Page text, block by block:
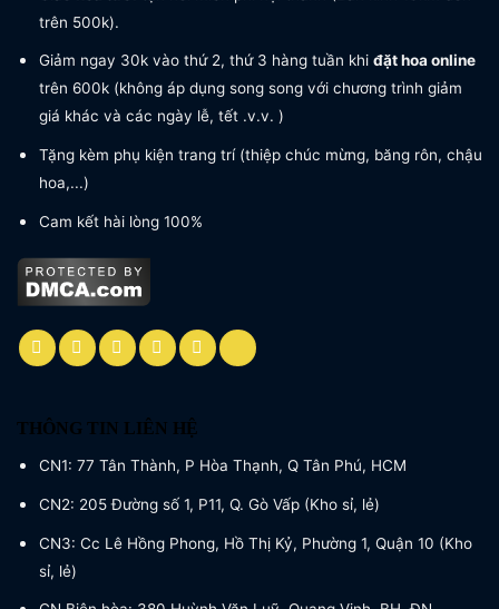
trên 500k).
Giảm ngay 30k vào thứ 2, thứ 3 hàng tuần khi đặt hoa online
trên 600k (không áp dụng song song với chương trình giảm
giá khác và các ngày lễ, tết .v.v. )
Tặng kèm phụ kiện trang trí (thiệp chúc mừng, băng rôn, chậu
hoa,...)
Cam kết hài lòng 100%
THÔNG TIN LIÊN HỆ
CN1: 77 Tân Thành, P Hòa Thạnh, Q Tân Phú, HCM
CN2: 205 Đường số 1, P11, Q. Gò Vấp (Kho sỉ, lẻ)
CN3: Cc Lê Hồng Phong, Hồ Thị Kỷ, Phường 1, Quận 10 (Kho
sỉ, lẻ)